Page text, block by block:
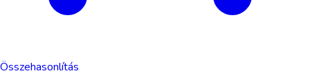
Összehasonlítás